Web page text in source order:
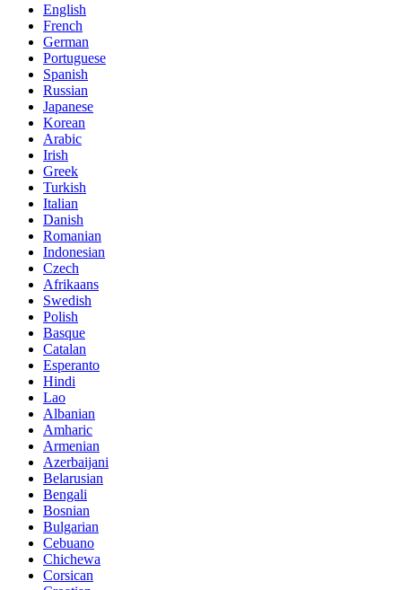
English
French
German
Portuguese
Spanish
Russian
Japanese
Korean
Arabic
Irish
Greek
Turkish
Italian
Danish
Romanian
Indonesian
Czech
Afrikaans
Swedish
Polish
Basque
Catalan
Esperanto
Hindi
Lao
Albanian
Amharic
Armenian
Azerbaijani
Belarusian
Bengali
Bosnian
Bulgarian
Cebuano
Chichewa
Corsican